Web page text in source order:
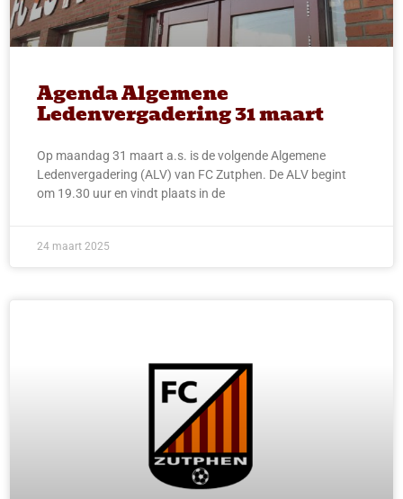
Agenda Algemene
Ledenvergadering 31 maart
Op maandag 31 maart a.s. is de volgende Algemene
Ledenvergadering (ALV) van FC Zutphen. De ALV begint
om 19.30 uur en vindt plaats in de
24 maart 2025